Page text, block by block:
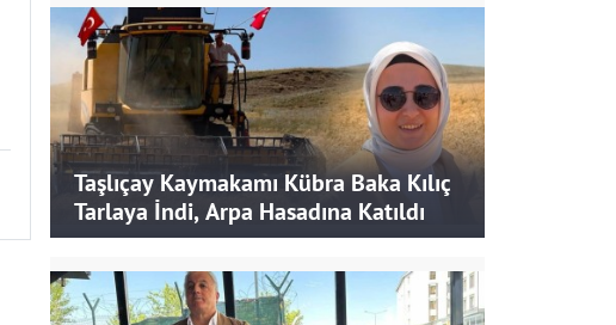
Taşlıçay Kaymakamı Kübra Baka Kılıç
Tarlaya İndi, Arpa Hasadına Katıldı